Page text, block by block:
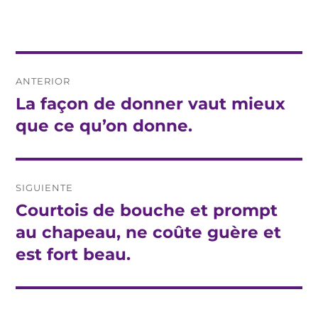
de
entradas
ANTERIOR
Entrada
anterior:
La façon de donner vaut mieux
que ce qu’on donne.
SIGUIENTE
Entrada
siguiente:
Courtois de bouche et prompt
au chapeau, ne coûte guère et
est fort beau.